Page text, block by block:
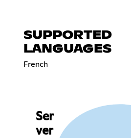
SUPPORTED
LANGUAGES
French
Ser
ver